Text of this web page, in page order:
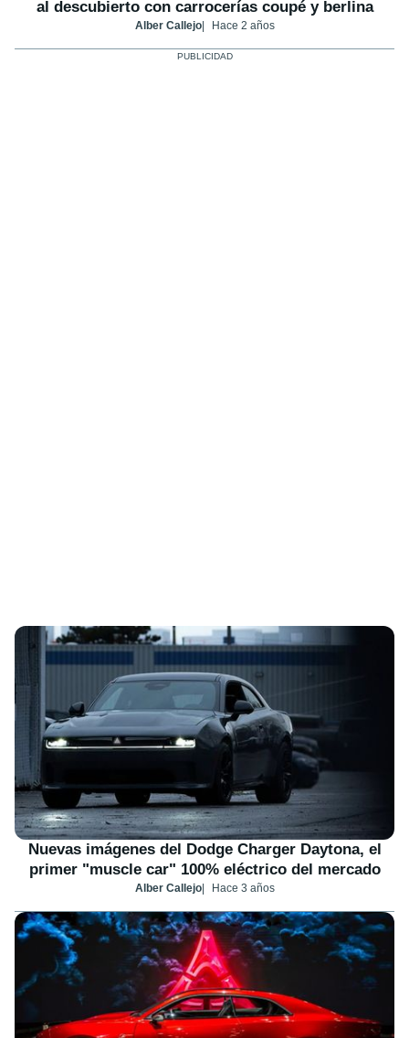
al descubierto con carrocerías coupé y berlina
Alber Callejo Hace 2 años
Nuevas imágenes del Dodge Charger Daytona, el
primer "muscle car" 100% eléctrico del mercado
Alber Callejo Hace 3 años